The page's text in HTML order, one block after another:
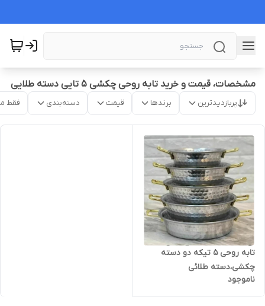
مشخصات، قیمت و خرید تابه روحی چکشی ۵ تایی دسته طلایی
پربازدیدترین برندها قیمت دسته‌بندی فقط
تابه روحی 5 تیکه دو دسته
چکشی،دسته طلائی
ناموجود